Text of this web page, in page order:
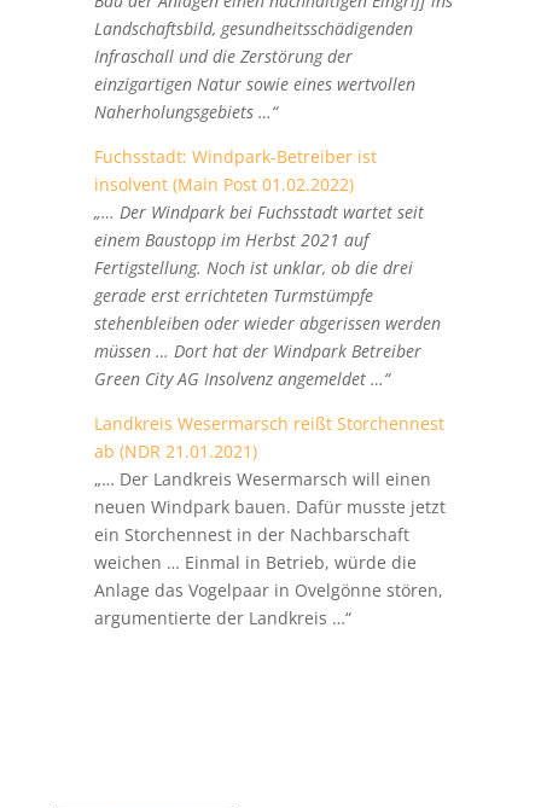
Landschaftsbild, gesundheitsschädigenden
Infraschall und die Zerstörung der
einzigartigen Natur sowie eines wertvollen
Naherholungsgebiets …“
Fuchsstadt: Windpark-Betreiber ist
insolvent (Main Post 01.02.2022)
„… Der Windpark bei Fuchsstadt wartet seit
einem Baustopp im Herbst 2021 auf
Fertigstellung. Noch ist unklar, ob die drei
gerade erst errichteten Turmstümpfe
stehenbleiben oder wieder abgerissen werden
müssen … Dort hat der Windpark Betreiber
Green City AG Insolvenz angemeldet …“
Landkreis Wesermarsch reißt Storchennest
ab (NDR 21.01.2021)
„… Der Landkreis Wesermarsch will einen
neuen Windpark bauen. Dafür musste jetzt
ein Storchennest in der Nachbarschaft
weichen … Einmal in Betrieb, würde die
Anlage das Vogelpaar in Ovelgönne stören,
argumentierte der Landkreis …“